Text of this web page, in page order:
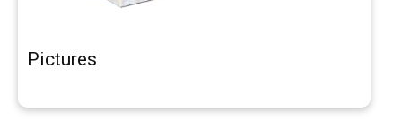
Pictures